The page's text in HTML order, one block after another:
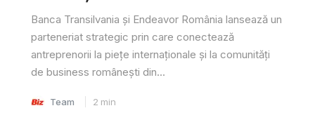
Banca Transilvania și Endeavor România lansează un
parteneriat strategic prin care conectează
antreprenorii la piețe internaționale și la comunități
de business românești din...
Team 2 min